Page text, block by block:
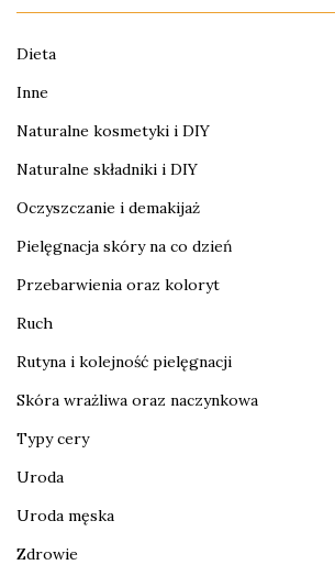
Dieta
Inne
Naturalne kosmetyki i DIY
Naturalne składniki i DIY
Oczyszczanie i demakijaż
Pielęgnacja skóry na co dzień
Przebarwienia oraz koloryt
Ruch
Rutyna i kolejność pielęgnacji
Skóra wrażliwa oraz naczynkowa
Typy cery
Uroda
Uroda męska
Zdrowie